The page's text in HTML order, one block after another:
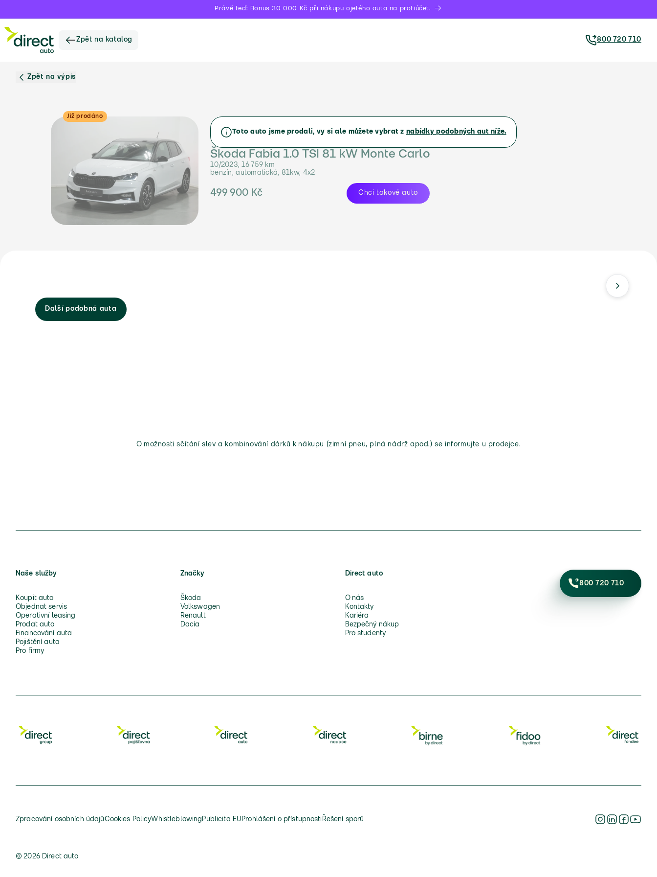
Právě teď: Bonus 30 000 Kč při nákupu ojetého auta na protiúčet.
Zpět na katalog 800 720 710
Zpět na výpis
Již prodáno
Toto auto jsme prodali, vy si ale můžete vybrat z nabídky podobných aut níže.
Škoda Fabia 1.0 TSI 81 kW Monte Carlo
10/2023, 16 759 km
benzín, automatická, 81kw, 4x2
499 900 Kč Chci takové auto
Další podobná auta
O možnosti sčítání slev a kombinování dárků k nákupu (zimní pneu, plná nádrž apod.) se informujte u prodejce.
Naše služby
Koupit auto
Objednat servis
Operativní leasing
Prodat auto
Financování auta
Pojištění auta
Pro firmy
Značky
Škoda
Volkswagen
Renault
Dacia
Direct auto
O nás
Kontakty
Kariéra
Bezpečný nákup
Pro studenty
800 720 710
Zpracování osobních údajůCookies PolicyWhistleblowing Publicita EU Prohlášení o přístupnosti Řešení sporů
© 2026 Direct auto